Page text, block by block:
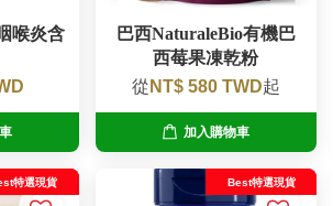
喉炎含
巴西NaturaleBio有機巴
西莓果凍乾粉
從 NT$ 580 TWD起
加入購物車
特選現貨 Best特選現貨